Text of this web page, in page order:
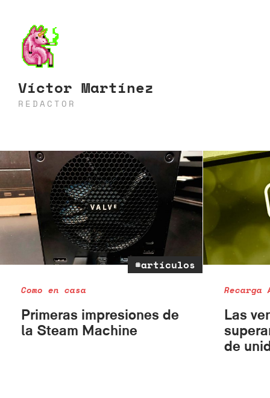
Víctor Martínez
REDACTOR
#artículos
Como en casa
Primeras impresiones de
la Steam Machine
Recarga
Las
de